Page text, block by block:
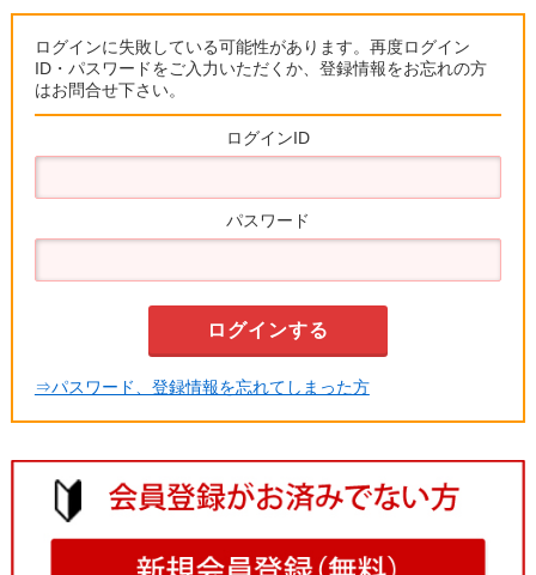
ログインに失敗している可能性があります。再度ログイン
ID・パスワードをご入力いただくか、登録情報をお忘れの方
はお問合せ下さい。
ログインID
パスワード
⇒パスワード、登録情報を忘れてしまった方